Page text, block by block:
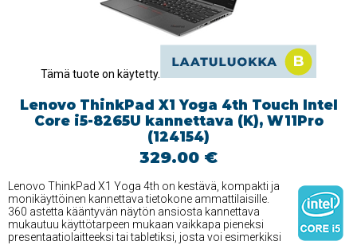
Tämä tuote on käytetty.
Lenovo ThinkPad X1 Yoga 4th Touch Intel
Core i5-8265U kannettava (K), W11Pro
(124154)
329.00 €
Lenovo ThinkPad X1 Yoga 4th on kestävä, kompakti ja
monikäyttöinen kannettava tietokone ammattilaisille.
360 astetta kääntyvän näytön ansiosta kannettava
mukautuu käyttötarpeen mukaan vaikkapa pieneksi
presentaatiolaitteeksi tai tabletiksi, josta voi esimerkiksi